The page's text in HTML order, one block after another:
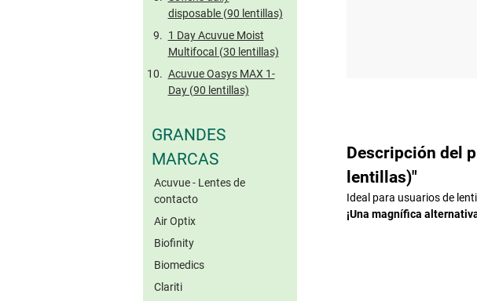
disposable (90 lentillas)
1 Day Acuvue Moist
Multifocal (30 lentillas)
Acuvue Oasys MAX 1-
Day (90 lentillas)
GRANDES
MARCAS
Acuvue - Lentes de
contacto
Air Optix
Biofinity
Biomedics
Clariti
Descripción del
lentillas)"
Ideal para usuarios de
¡Una magnífica